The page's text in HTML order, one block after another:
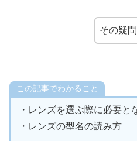
その疑
この記事でわかること
・レンズを選ぶ際に必要と
・レンズの型名の読み方